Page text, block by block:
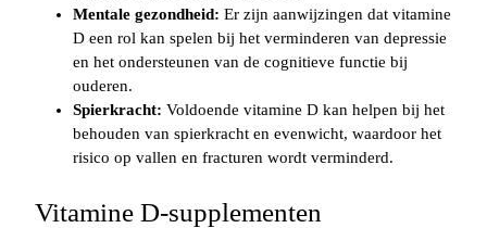
Mentale gezondheid: Er zijn aanwijzingen dat vitamine
D een rol kan spelen bij het verminderen van depressie
en het ondersteunen van de cognitieve functie bij
ouderen.
Spierkracht: Voldoende vitamine D kan helpen bij het
behouden van spierkracht en evenwicht, waardoor het
risico op vallen en fracturen wordt verminderd.
Vitamine D-supplementen